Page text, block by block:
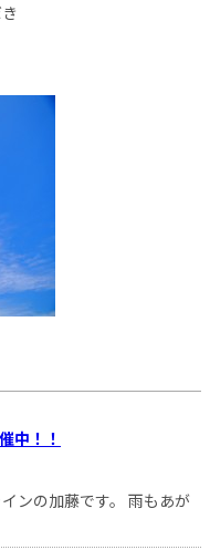
中！！
ンの加藤です。 雨もあが